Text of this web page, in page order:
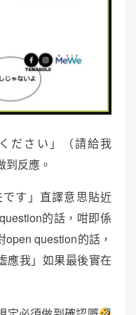
ださい」（請給我
到反應。
す」直譯意思貼近
的話，咁即係
question的話，
應我」如果最後實在